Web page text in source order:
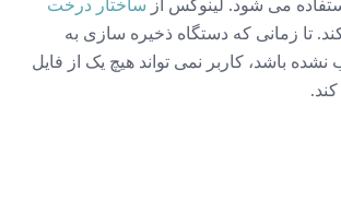
تا زمانی که دستگاه ذخیره سازی به
باشد، کاربر نمی تواند هیچ یک از فایل